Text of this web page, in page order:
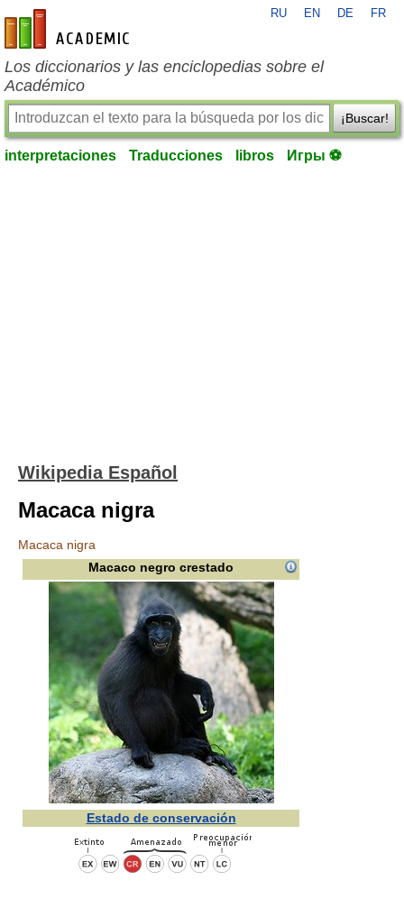
es-academic.com
RU EN DE FR
Los diccionarios y las enciclopedias sobre el
Académico
¡Buscar!
interpretaciones Traducciones libros Игры ⚽
Wikipedia Español
Macaca nigra
Macaca nigra
Macaco negro crestado
Estado de conservación